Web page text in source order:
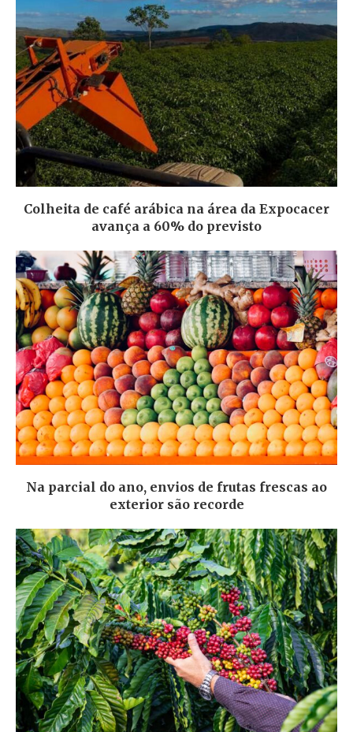
Colheita de café arábica na área da Expocacer
avança a 60% do previsto
Na parcial do ano, envios de frutas frescas ao
exterior são recorde